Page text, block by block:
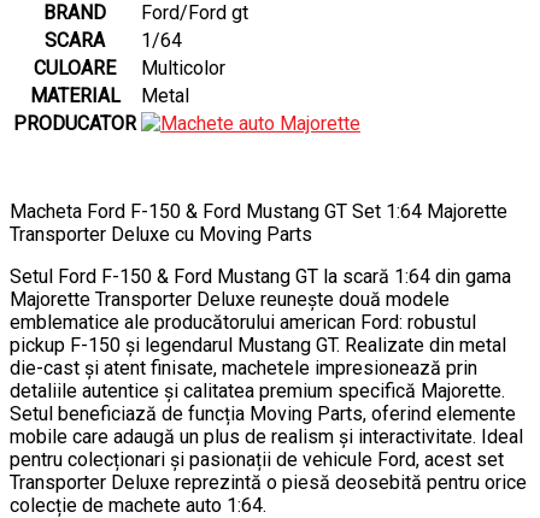
BRAND
Ford/Ford gt
SCARA
1/64
CULOARE
Multicolor
MATERIAL
Metal
PRODUCATOR
Macheta Ford F-150 & Ford Mustang GT Set 1:64 Majorette
Transporter Deluxe cu Moving Parts
Setul Ford F-150 & Ford Mustang GT la scară 1:64 din gama
Majorette Transporter Deluxe reunește două modele
emblematice ale producătorului american Ford: robustul
pickup F-150 și legendarul Mustang GT. Realizate din metal
die-cast și atent finisate, machetele impresionează prin
detaliile autentice și calitatea premium specifică Majorette.
Setul beneficiază de funcția Moving Parts, oferind elemente
mobile care adaugă un plus de realism și interactivitate. Ideal
pentru colecționari și pasionații de vehicule Ford, acest set
Transporter Deluxe reprezintă o piesă deosebită pentru orice
colecție de machete auto 1:64.